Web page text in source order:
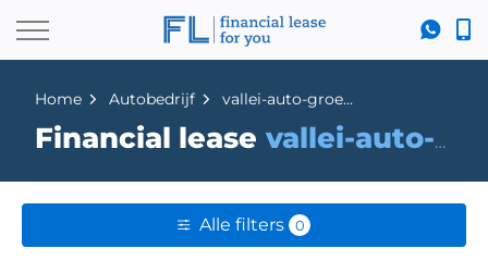
Home Autobedrijf vallei-auto-groep-arnhem
Financial leasevallei-auto-groep-arnhem
Alle filters 0